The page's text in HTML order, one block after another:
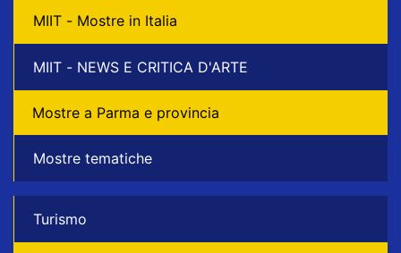
MIIT - Mostre in Italia
MIIT - NEWS E CRITICA D'ARTE
Mostre a Parma e provincia
Mostre tematiche
Turismo